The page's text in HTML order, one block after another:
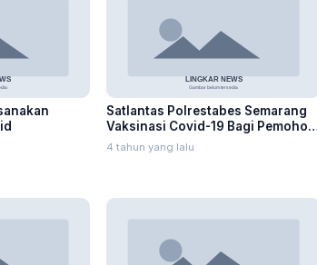
Satlantas Polrestabes Semarang
Vaksinasi Covid-19 Bagi Pemohon
SIM
4 tahun yang lalu